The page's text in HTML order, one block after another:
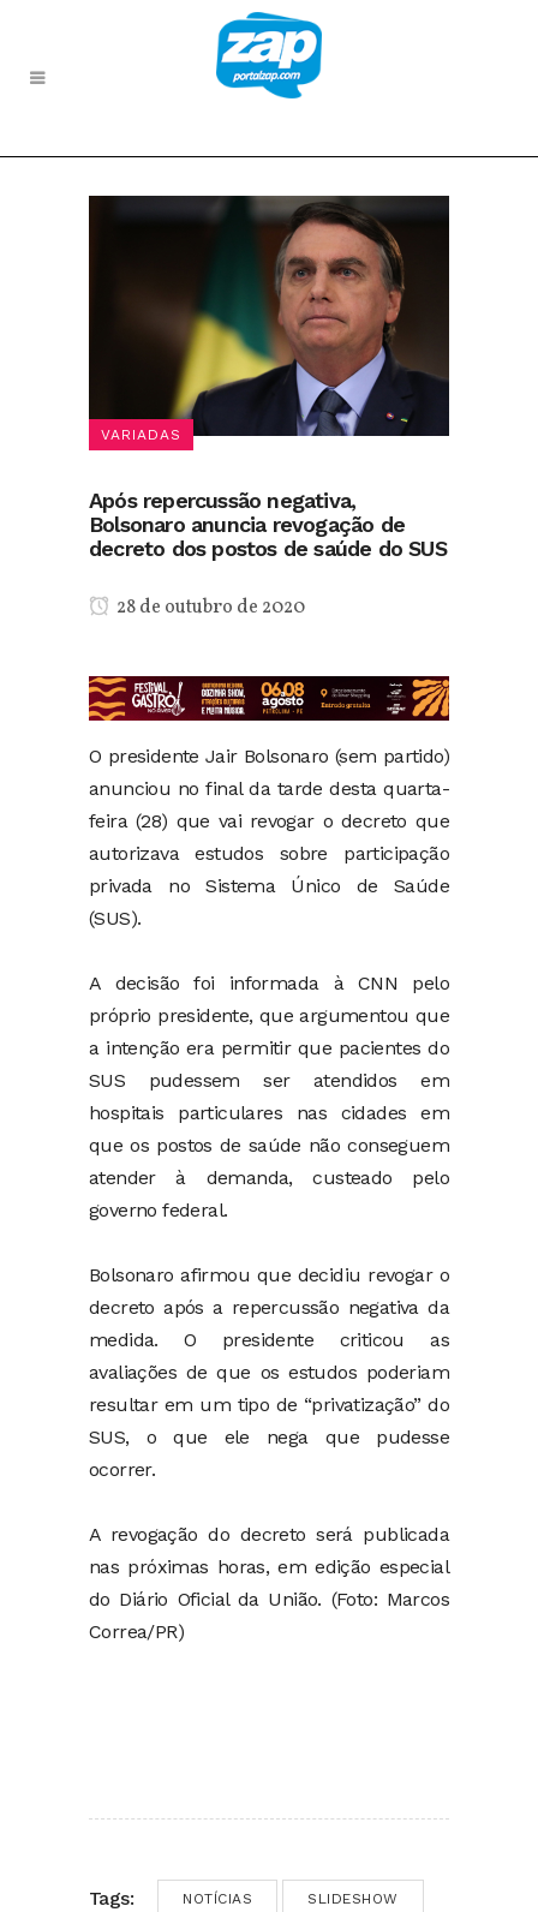
VARIADAS
Após repercussão negativa,
Bolsonaro anuncia revogação de
decreto dos postos de saúde do SUS
28 de outubro de 2020
O presidente Jair Bolsonaro (sem partido)
anunciou no final da tarde desta quarta-
feira (28) que vai revogar o decreto que
autorizava estudos sobre participação
privada no Sistema Único de Saúde
(SUS).
A decisão foi informada à CNN pelo
próprio presidente, que argumentou que
a intenção era permitir que pacientes do
SUS pudessem ser atendidos em
hospitais particulares nas cidades em
que os postos de saúde não conseguem
atender à demanda, custeado pelo
governo federal.
Bolsonaro afirmou que decidiu revogar o
decreto após a repercussão negativa da
medida. O presidente criticou as
avaliações de que os estudos poderiam
resultar em um tipo de “privatização” do
SUS, o que ele nega que pudesse
ocorrer.
A revogação do decreto será publicada
nas próximas horas, em edição especial
do Diário Oficial da União. (Foto: Marcos
Correa/PR)
Tags: NOTÍCIAS SLIDESHOW